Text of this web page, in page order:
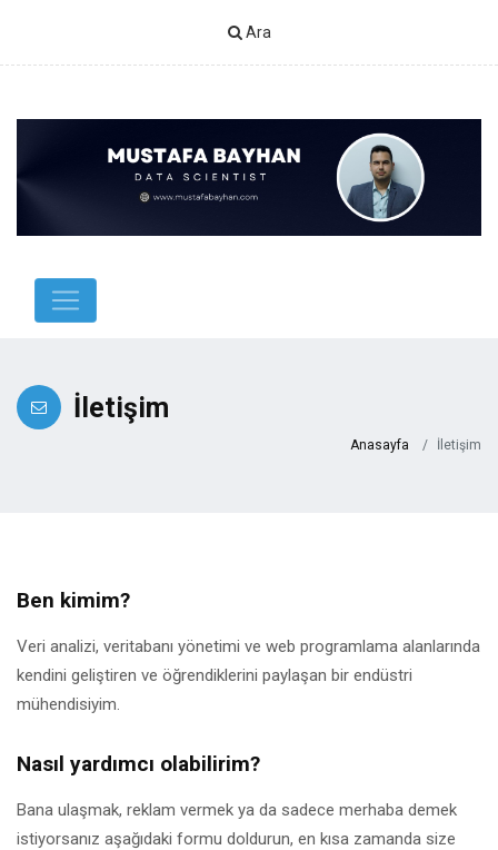
Ara
İletişim
Anasayfa İletişim
Ben kimim?
Veri analizi, veritabanı yönetimi ve web programlama alanlarında
kendini geliştiren ve öğrendiklerini paylaşan bir endüstri
mühendisiyim.
Nasıl yardımcı olabilirim?
Bana ulaşmak, reklam vermek ya da sadece merhaba demek
istiyorsanız aşağıdaki formu doldurun, en kısa zamanda size